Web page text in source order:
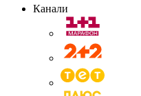
Канали